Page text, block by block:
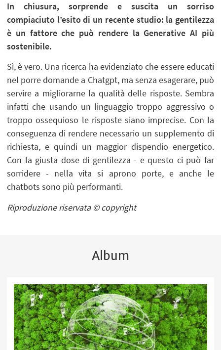
In chiusura, sorprende e suscita un sorriso
compiaciuto l’esito di un recente studio: la gentilezza
è un fattore che può rendere la Generative AI più
sostenibile.
Sì, è vero. Una ricerca ha evidenziato che essere educati
nel porre domande a Chatgpt, ma senza esagerare, può
servire a migliorarne la qualità delle risposte. Sembra
infatti che usando un linguaggio troppo aggressivo o
troppo ossequioso le risposte siano imprecise. Con la
conseguenza di rendere necessario un supplemento di
richiesta, e quindi un maggior dispendio energetico.
Con la giusta dose di gentilezza - e questo ci può far
sorridere - nella vita si aprono porte, e anche le
chatbots sono più performanti.
Riproduzione riservata © copyright
Album